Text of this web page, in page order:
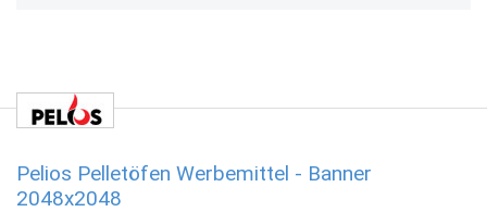
Pelios Pelletöfen Werbemittel - Banner
2048x2048